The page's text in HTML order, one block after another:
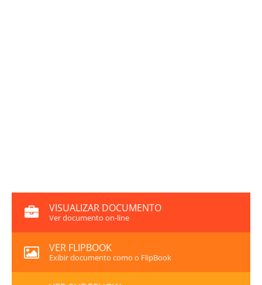
VISUALIZAR DOCUMENTO
Ver documento on-line
VER FLIPBOOK
Exibir documento como o FlipBook